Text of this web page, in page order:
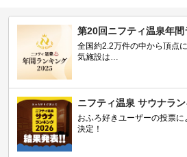
第20回ニフティ温泉年
全国約2.2万件の中から頂点
気施設は…
ニフティ温泉 サウナラ
おふろ好きユーザーの投票
決定！